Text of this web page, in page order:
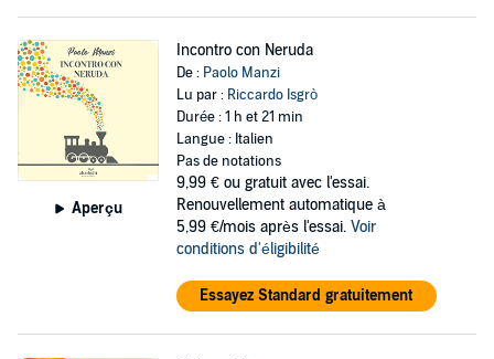
Aperçu
Incontro con Neruda
De : Paolo Manzi
Lu par : Riccardo Isgrò
Durée : 1 h et 21 min
Langue : Italien
Pas de notations
9,99 € ou gratuit avec l'essai.
Renouvellement automatique à
5,99 €/mois après l'essai. Voir
conditions d'éligibilité
Essayez Standard gratuitement